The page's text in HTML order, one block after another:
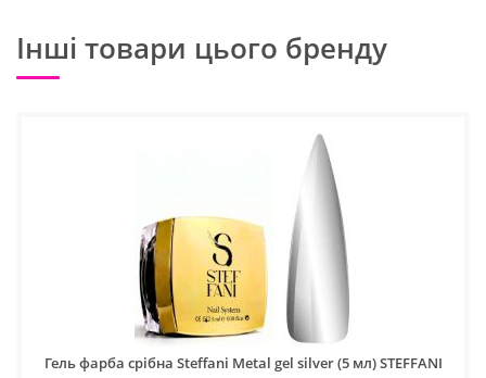
Інші товари цього бренду
Гель фарба срібна Steffani Metal gel silver (5 мл) STEFFANI